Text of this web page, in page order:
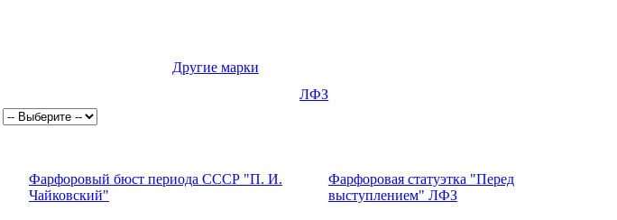
Другие марки
ЛФЗ
Фарфоровый бюст периода СССР "П. И.
Чайковский"
Фарфоровая статуэтка "Перед
выступлением" ЛФЗ